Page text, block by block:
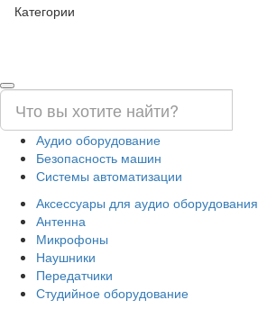
Категории
Аудио оборудование
Безопасность машин
Системы автоматизации
Аксессуары для аудио оборудования
Антенна
Микрофоны
Наушники
Передатчики
Студийное оборудование